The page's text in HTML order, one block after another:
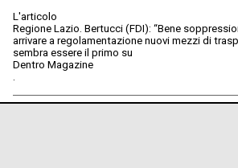
L'articolo
Regione Lazio. Bertucci (FDI): “Bene
arrivare a regolamentazione nuovi mezzi di
sembra essere il primo su
Dentro Magazine
.